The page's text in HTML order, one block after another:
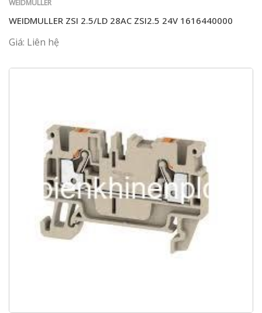
WEIDMÜLLER
WEIDMULLER ZSI 2.5/LD 28AC ZSI2.5 24V 1616440000
Giá: Liên hệ